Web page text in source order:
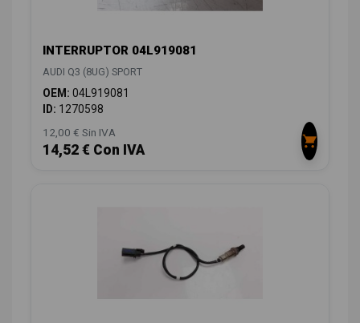
INTERRUPTOR 04L919081
AUDI Q3 (8UG) SPORT
OEM: 04L919081
ID: 1270598
12,00 € Sin IVA
14,52 € Con IVA